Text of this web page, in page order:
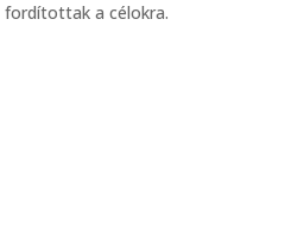
fordítottak a célokra.